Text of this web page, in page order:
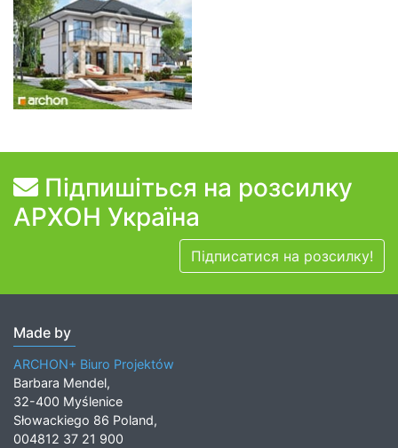
Підпишіться на розсилку
АРХОН Україна
Підписатися на розсилку!
Made by
ARCHON+ Biuro Projektów
Barbara Mendel,
32-400 Myślenice
Słowackiego 86 Poland,
004812 37 21 900